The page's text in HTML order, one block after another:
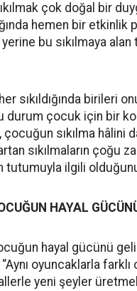
çok doğal bir
hemen bir etkinlik
bu sıkılmaya alan
sıkıldığında birileri
durum çocuk için bir
sıkılma hâlini
sıkılmaların çoğu
tutumuyla ilgili
HAYAL
hayal gücünü
oyuncaklarla
yeni şeyler